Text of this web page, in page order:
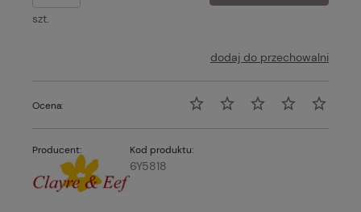
szt.
dodaj do przechowalni
Ocena:
Producent: Kod produktu:
6Y5818